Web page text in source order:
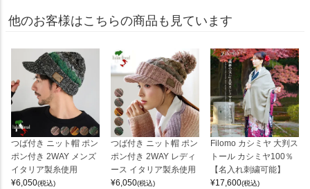
他のお客様はこちらの商品も見ています
つば付き ニット帽 ポン
ポン付き 2WAY メンズ
イタリア製糸使用
¥6,050(税込)
つば付き ニット帽 ポン
ポン付き 2WAY レディ
ース イタリア製糸使用
¥6,050(税込)
Filomo カシミヤ 大判ス
トール カシミヤ100％
【名入れ刺繍可能】
¥17,600(税込)